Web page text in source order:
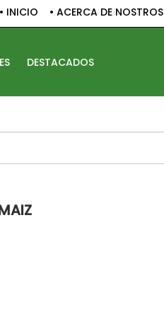
• INICIO • ACERCA DE NOSTROS
DESTACADOS